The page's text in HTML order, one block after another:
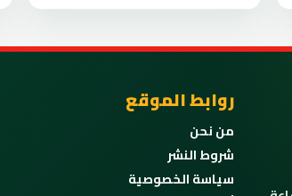
روابط الموقع
من نحن
شروط النشر
سياسة الخصوصية